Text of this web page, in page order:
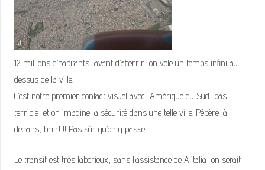
12 millions d’habitants, avant d’atterrir, on vole un temps infini au
dessus de la ville.
C’est notre premier contact visuel avec l’Amérique du Sud, pas
terrible, et on imagine la sécurité dans une telle ville. Pépère là
dedans, brrr! !! Pas sûr qu’on y passe.
Le transit est très laborieux, sans l’assistance de Alitalia, on serait